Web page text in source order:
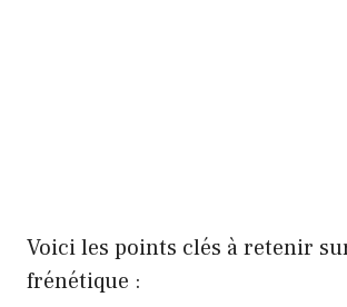
Voici les points clés à retenir
frénétique :